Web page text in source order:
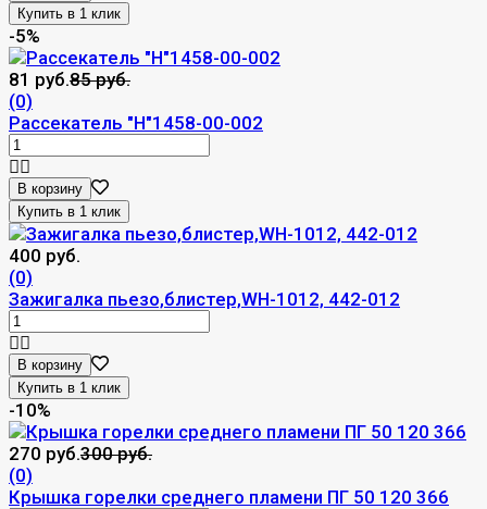
-5%
81 руб.85 руб.
(0)
Рассекатель "Н"1458-00-002
В корзину
400 руб.
(0)
Зажигалка пьезо,блистер,WH-1012, 442-012
В корзину
-10%
270 руб.300 руб.
(0)
Крышка горелки среднего пламени ПГ 50 120 366